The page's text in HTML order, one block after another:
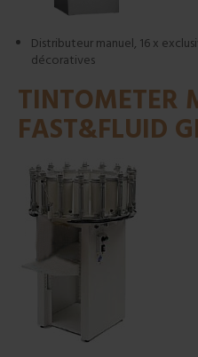
Distributeur manuel, 16 x
décoratives
TINTOMETER
FAST&FLUID